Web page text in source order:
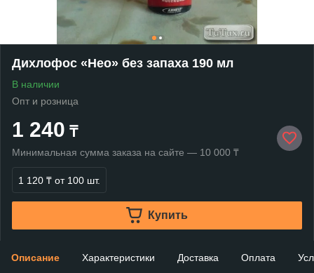
Дихлофос «Нео» без запаха 190 мл
В наличии
Опт и розница
1 240 ₸
Минимальная сумма заказа на сайте — 10 000 ₸
1 120 ₸ от 100 шт.
Купить
Описание Характеристики Доставка Оплата